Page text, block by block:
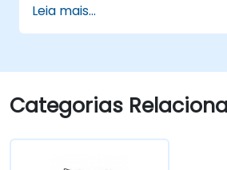
Leia mais...
Categorias